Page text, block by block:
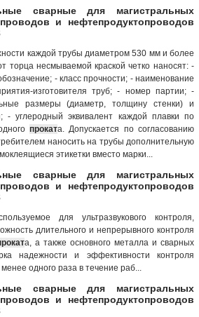
сварные для магистральных
и нефтепродуктопроводов
каждой трубы диаметром 530 мм и более
торца несмываемой краской четко наносят: -
- класс прочности; - наименование
изготовителя труб; - номер партии; -
размеры (диаметр, толщину стенки) и
- углеродный эквивалент каждой плавки по
проката. Допускается по согласованию
наносить на трубы дополнительную
этикетки вместо марки...
сварные для магистральных
и нефтепродуктопроводов
для ультразвукового контроля,
длительного и непрерывного контроля
а, а также основного металла и сварных
надежности и эффективности контроля
одного раза в течение раб...
сварные для магистральных
и нефтепродуктопроводов